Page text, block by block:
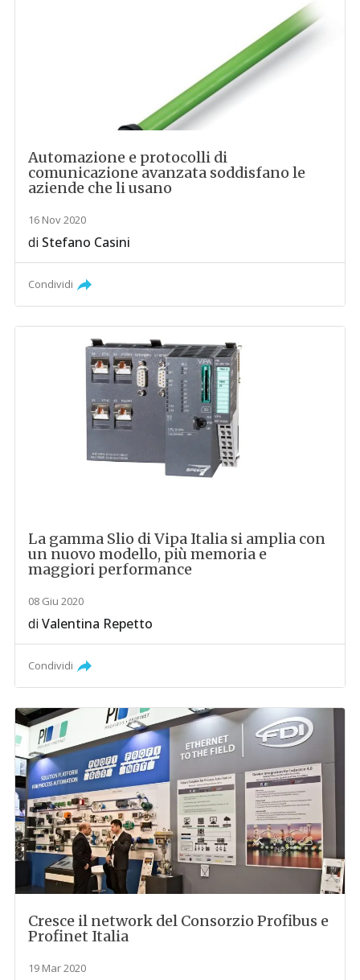
Automazione e protocolli di
comunicazione avanzata soddisfano le
aziende che li usano
16 Nov 2020
di Stefano Casini
Condividi
La gamma Slio di Vipa Italia si amplia con
un nuovo modello, più memoria e
maggiori performance
08 Giu 2020
diValentina Repetto
Condividi
Cresce il network del Consorzio Profibus e
Profinet Italia
19 Mar 2020